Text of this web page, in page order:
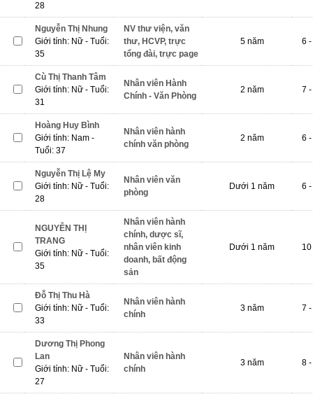
28
Nguyễn Thị Nhung
Giới tính: Nữ - Tuổi:
35
NV thư viện, văn
thư, HCVP, trực
tổng đài, trực page
5 năm 6
Cù Thị Thanh Tâm
Giới tính: Nữ - Tuổi:
31
Nhân viên Hành
Chính - Văn Phòng
2 năm 7
Hoàng Huy Bình
Giới tính: Nam -
Tuổi: 37
Nhân viên hành
chính văn phòng
2 năm 6
Nguyễn Thị Lệ My
Giới tính: Nữ - Tuổi:
28
Nhân viên văn
phòng
Dưới 1 năm 6
NGUYỄN THỊ
TRANG
Giới tính: Nữ - Tuổi:
35
Nhân viên hành
chính, dược sĩ,
nhân viên kinh
doanh, bất động
sản
Dưới 1 năm
Đỗ Thị Thu Hà
Giới tính: Nữ - Tuổi:
33
Nhân viên hành
chính
3 năm 7
Dương Thị Phong
Lan
Giới tính: Nữ - Tuổi:
27
Nhân viên hành
chính
3 năm 8